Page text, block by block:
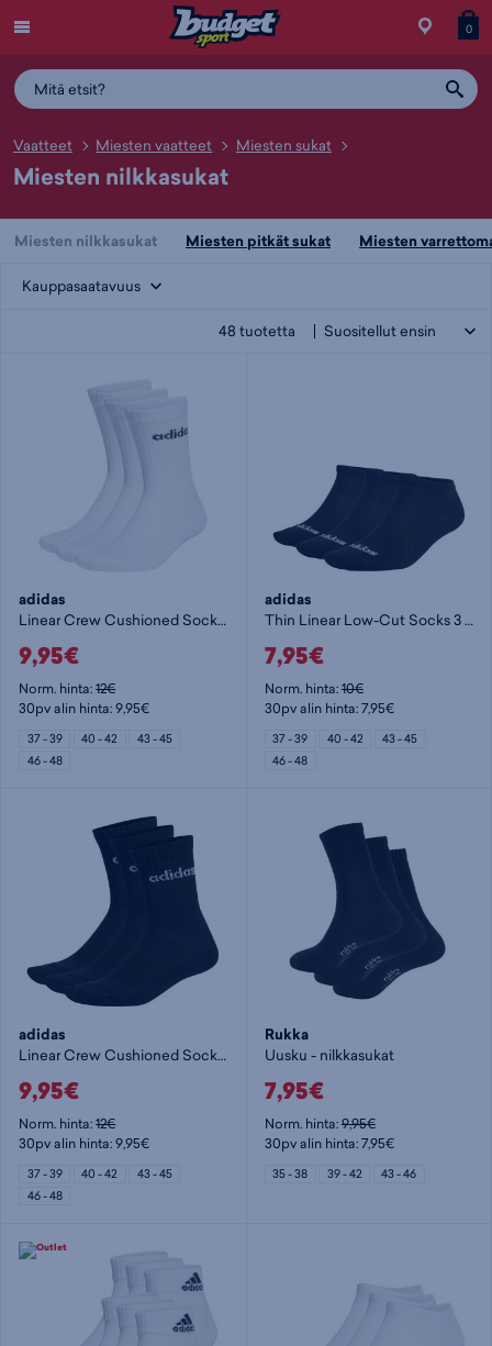
Siirry
0
Vaatteet Miesten vaatteet Miesten sukat
Miesten nilkkasukat
Miesten nilkkasukat Miesten pitkät sukat Miesten
Kauppasaatavuus
48 tuotetta
adidas
Linear Crew Cushioned Socks 3 Pairs - nilkkasukat
9,95€
Norm. hinta:12€
30pv alin hinta: 9,95€
37 - 39 40 - 42
43 - 45
46 - 48
adidas
Thin Linear Low-Cut Socks 3 Pairs - nilkkasukat
7,95€
Norm. hinta:10€
30pv alin hinta: 7,95€
37 - 39 40 - 42
43 - 45
46 - 48
adidas
Linear Crew Cushioned Socks 3 Pairs - nilkkasukat
9,95€
Norm. hinta:12€
30pv alin hinta: 9,95€
37 - 39 40 - 42
43 - 45
46 - 48
Rukka
Uusku - nilkkasukat
7,95€
Norm. hinta:9,95€
30pv alin hinta: 7,95€
35 - 38 39 - 42 43 - 46